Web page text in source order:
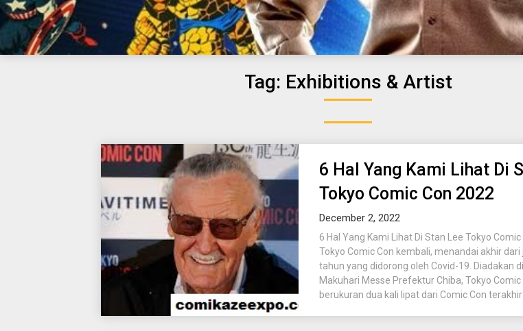
Tag: Exhibitions & Artist
6 Hal Yang Kami Lihat Di
Tokyo Comic Con 2022
December 2, 2022
6 Hal Yang Kami Lihat Di Stan Lee Tokyo
Tokyo Comic Con kembali, menandai akhir dari
tahun yang didorong oleh Covid-19. Diadakan
Makuhari Messe Prefektur Chiba, Tokyo Comic
berukuran dua kali lipat dari Comic Con terakhir